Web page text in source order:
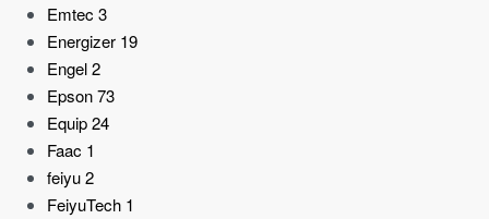
Emtec 3
Energizer 19
Engel2
Epson73
Equip24
Faac 1
feiyu2
FeiyuTech 1